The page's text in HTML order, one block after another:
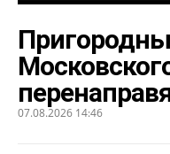
07.08.2026 14:46